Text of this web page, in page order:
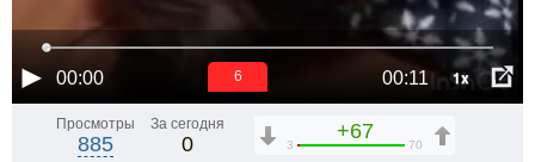
00:00 00:11 1x
6
Просмотры
885
За сегодня
0
+67
3 70